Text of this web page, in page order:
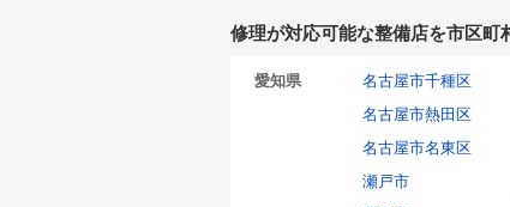
修理が対応可能な整備店を市区町
愛知県 名古屋市千種区
名古屋市熱田区
名古屋市名東区
瀬戸市